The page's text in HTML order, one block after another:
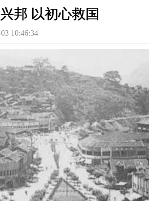
邦 以初心救国
10:46:34